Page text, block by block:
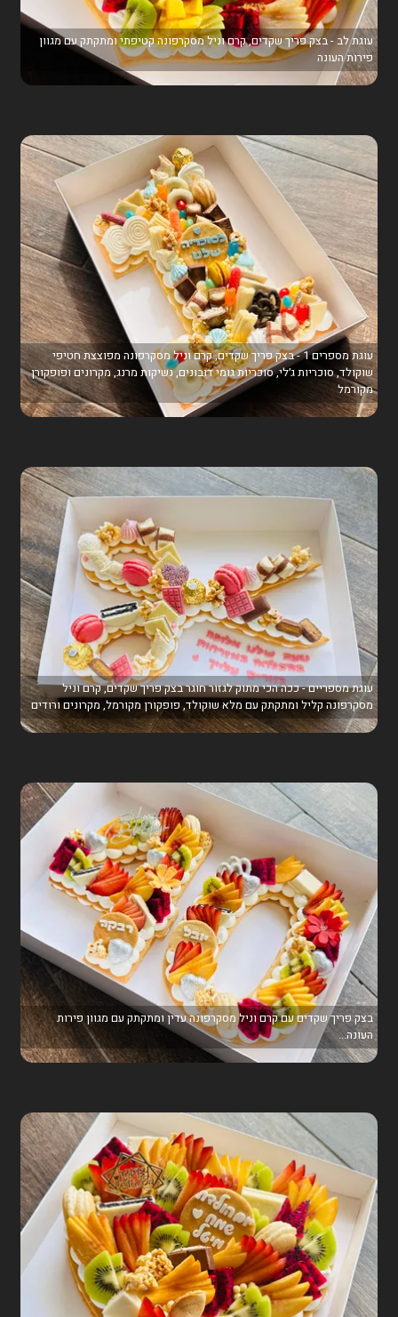
עוגת לב - בצק פריך שקדים, קרם וניל מסקרפונה קטיפתי ומתקתק עם מגוון
פירות העונה
עוגת מספרים 1 - בצק פריך שקדים, קרם וניל מסקרפונה מפוצצת חטיפי
שוקולד, סוכריות ג׳לי, סוכריות גומי דובונים, נשיקות מרנג, מקרונים ופופקורן
מקורמל
עוגת מספריים - ככה הכי מתוק לגזור חוגר בצק פריך שקדים, קרם וניל
מסקרפונה קליל ומתקתק עם מלא שוקולד, פופקורן מקורמל, מקרונים ורודים
בצק פריך שקדים עם קרם וניל מסקרפונה עדין ומתקתק עם מגוון פירות
העונה...